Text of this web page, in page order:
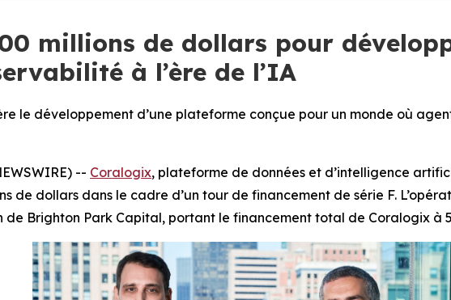
millions de dollars pour
à l’ère de l’IA
le développement d’une plateforme conçue pour un monde où
-- Coralogix, plateforme de données et d’intelligence
de dollars dans le cadre d’un tour de financement de série F.
Brighton Park Capital, portant le financement total de Coralogix à